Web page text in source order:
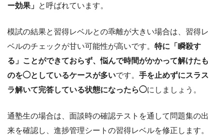
ー効果」 と呼ばれています。
模試の結果と習得レベルとの乖離が大きい場合は、習得レ
ベルのチェックが甘い可能性が高いです。 特に「瞬殺す
る」ことができておらず、悩んで時間がかかって解けたも
のを◯としているケースが多いです。 手を止めずにスラス
ラ解いて完答している状態になったら◯にしましょう。
通塾生の場合は、面談時の確認テストを通して問題集の出
来を確認し、進捗管理シートの習得レベルを修正します。